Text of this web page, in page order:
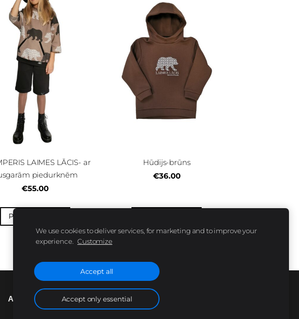
LAIMES LĀCIS- ar
piedurknēm
€55.00
Parādīt opcijas
Hūdijs-brūns
€36.00
APĢĒRBA KOPŠANA PIEGĀDE IZMĒRU SKALA
We use cookies to deliver services, for marketing and to improve your
experience.
Customize
Accept all
Accept only essential